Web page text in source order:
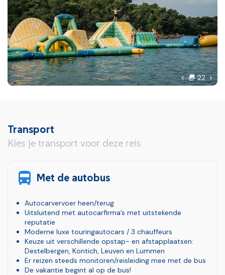
Vorige foto
22
Transport
Kies je transport voor deze reis
Met de autobus
Autocarvervoer heen/terug
Uitsluitend met autocarfirma’s met uitstekende
reputatie
Moderne luxe touringautocars / 3 chauffeurs
Keuze uit verschillende opstap- en afstapplaatsen:
Destelbergen, Kontich, Leuven en Lummen
Er reizen steeds monitoren/reisleiding mee met de bus
De vakantie begint al op de bus!